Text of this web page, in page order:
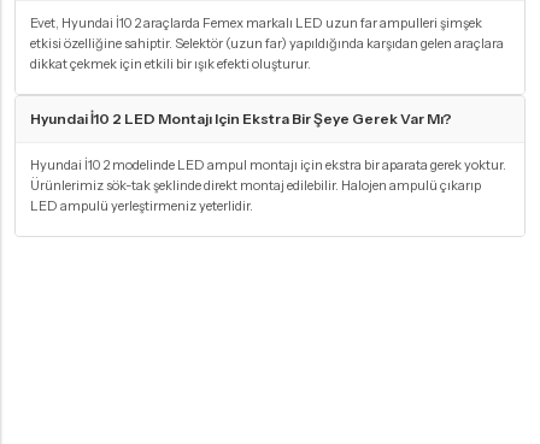
Evet, Hyundai İ10 2 araçlarda Femex markalı LED uzun far ampulleri şimşek
etkisi özelliğine sahiptir. Selektör (uzun far) yapıldığında karşıdan gelen araçlara
dikkat çekmek için etkili bir ışık efekti oluşturur.
Hyundai İ10 2 LED Montajı Için Ekstra Bir Şeye Gerek Var Mı?
Hyundai İ10 2 modelinde LED ampul montajı için ekstra bir aparata gerek yoktur.
Ürünlerimiz sök-tak şeklinde direkt montaj edilebilir. Halojen ampulü çıkarıp
LED ampulü yerleştirmeniz yeterlidir.